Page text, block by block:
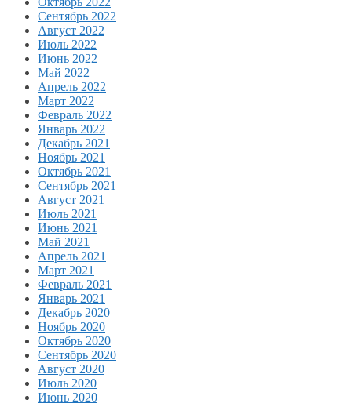
Сентябрь 2022
Август 2022
Июль 2022
Июнь 2022
Май 2022
Апрель 2022
Март 2022
Февраль 2022
Январь 2022
Декабрь 2021
Ноябрь 2021
Октябрь 2021
Сентябрь 2021
Август 2021
Июль 2021
Июнь 2021
Май 2021
Апрель 2021
Март 2021
Февраль 2021
Январь 2021
Декабрь 2020
Ноябрь 2020
Октябрь 2020
Сентябрь 2020
Август 2020
Июль 2020
Июнь 2020